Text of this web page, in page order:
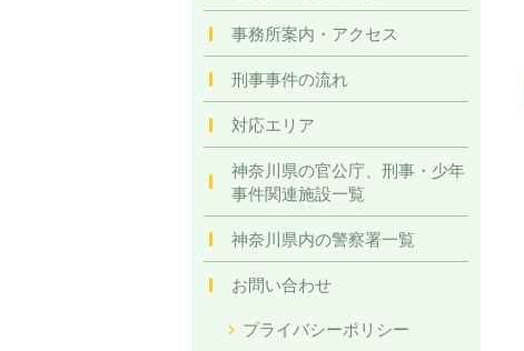
事務所案内・アクセス
刑事事件の流れ
対応エリア
神奈川県の官公庁、刑事・少年
事件関連施設一覧
神奈川県内の警察署一覧
お問い合わせ
プライバシーポリシー